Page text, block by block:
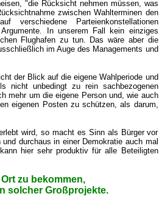
"die Rücksicht nehmen müssen, was
zwischen Wahlterminen den
Parteienkonstellationen
In unserem Fall kein einziges
Flughafen zu tun. Das wäre aber die
im Auge des Managements und
der Blick auf die eigene Wahlperiode und
nicht unbedingt zu rein sachbezogenen
mehr um die eigene Person und, wie auch
eigenen Posten zu schützen, als darum,
wird, so macht es Sinn als Bürger vor
durchaus in einer Demokratie auch mal
hier sehr produktiv für alle Beteiligten
zu bekommen,
solcher Großprojekte.